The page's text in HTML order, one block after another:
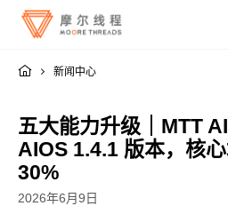
MTT KUAE
新闻中心
五大能力升级｜MTT
AIOS 1.4.1 版本，核
30%
2026年6月9日